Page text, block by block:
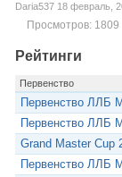
Daria537 18 февраль,
Просмотров: 1809
Рейтинги
Первенство
Первенство ЛЛБ
Первенство ЛЛБ
Grand Master Cup
Первенство ЛЛБ